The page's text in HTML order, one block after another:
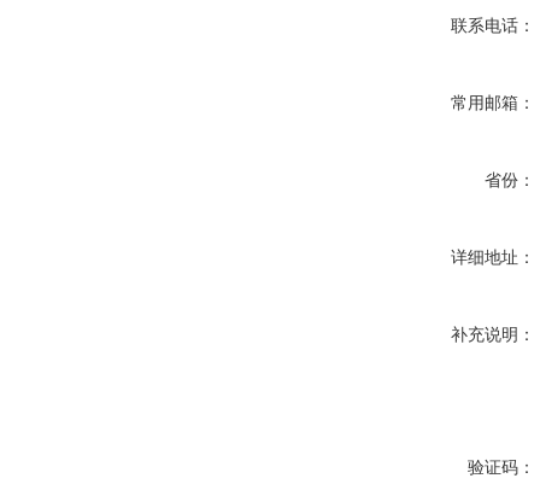
联系电话：
常用邮箱：
省份：
详细地址：
补充说明：
验证码：